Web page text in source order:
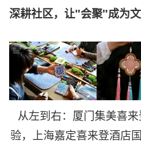
深耕社区，让"会聚"成为
从左到右：厦门集美喜
验，上海嘉定喜来登酒店